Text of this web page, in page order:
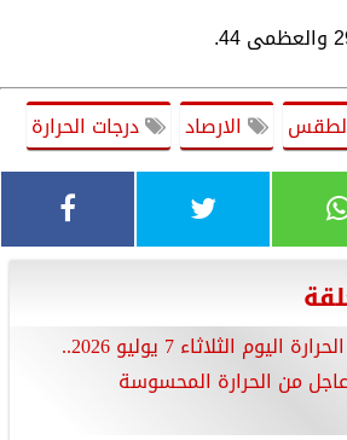
الارصاد درجات الحرارة
درجات الحرارة اليوم الثلاثاء 7 يوليو 2026..
من الحرارة المحسوسة